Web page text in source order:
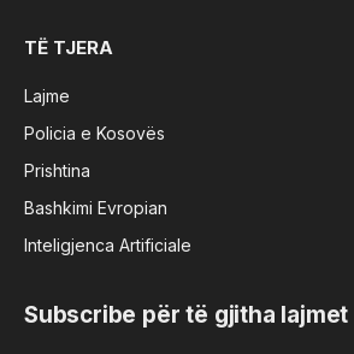
TË TJERA
Lajme
Policia e Kosovës
Prishtina
Bashkimi Evropian
Inteligjenca Artificiale
Subscribe për të gjitha lajmet